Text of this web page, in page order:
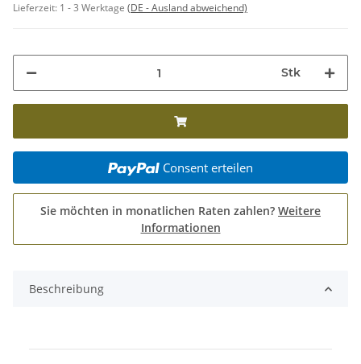
Lieferzeit: 1 - 3 Werktage (DE - Ausland abweichend)
Stk
Consent erteilen
Sie möchten in monatlichen Raten zahlen? Weitere
Informationen
Beschreibung